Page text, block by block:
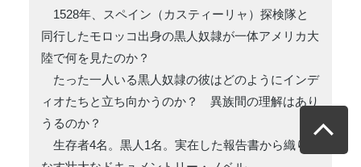
1528年、スペイン（カスティーリャ）探検隊と
同行したモロッコ出身の黒人奴隷が一体アメリカ大
陸で何を見たのか？
たった一人いる黒人奴隷の彼はどのようにインデ
ィオたちと立ち向かうのか？ 異族間の理解はあり
うるのか？
生存者4名。黒人1名。実在した報告書から織り